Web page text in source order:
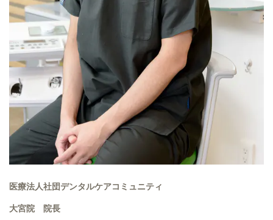
医療法人社団デンタルケアコミュニティ
大宮院 院長